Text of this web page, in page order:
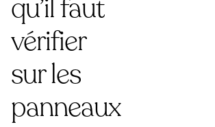
qu’il faut
vérifier
sur les
panneaux